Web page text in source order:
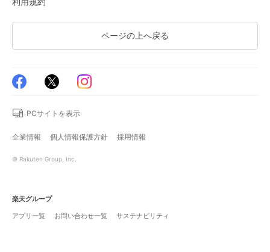
ページの上へ戻る
PCサイトを表示
企業情報 個人情報保護方針 採用情報
© Rakuten Group, Inc.
楽天グループ
アプリ一覧
お問い合わせ一覧 サステナビリティ